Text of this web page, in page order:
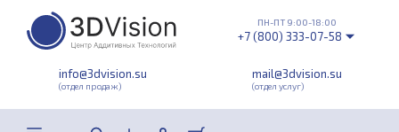
info@3dvision.su
(отдел продаж)
mail@3dvision.su
(отдел услуг)
ПН-ПТ 9:00-18:00
+7 (800) 333-07-58